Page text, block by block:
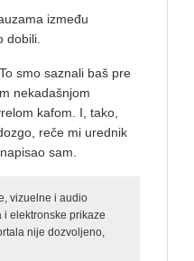
između
dobili.
smo saznali baš pre
nekadašnjom
kafom. I, tako,
reče mi urednik
sam.
vizuelne i audio
elektronske prikaze
nije dozvoljeno,